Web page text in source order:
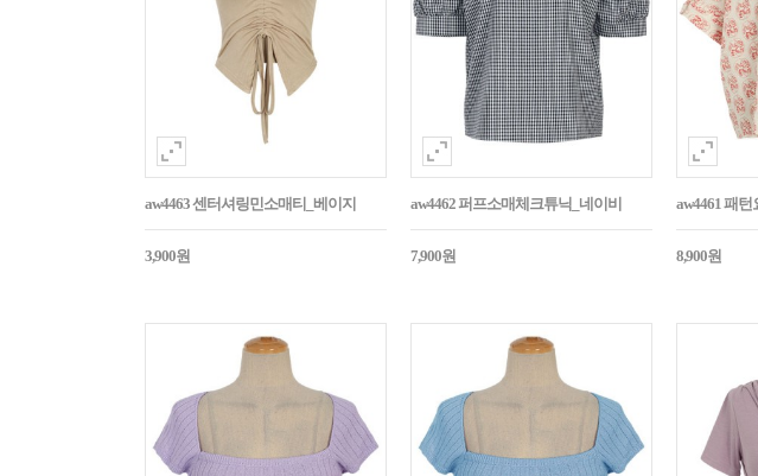
aw4463 센터셔링민소매티_베이지
3,900원
aw4462 퍼프소매체크튜닉_네이비
7,900원
aw4461 패
8,900원